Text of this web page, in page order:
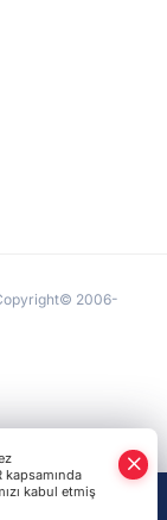
2006-
kapsamında
kabul etmiş